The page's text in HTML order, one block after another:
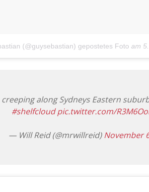
(@guysebastian) gepostetes Foto am
along Sydneys Eastern
#shelfcloud pic.twitter.com/
— Will Reid (@mrwillreid)November